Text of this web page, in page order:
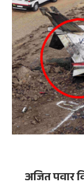
अजित पवार